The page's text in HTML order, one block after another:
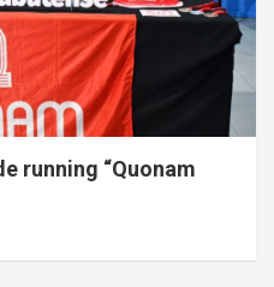
running “Quonam